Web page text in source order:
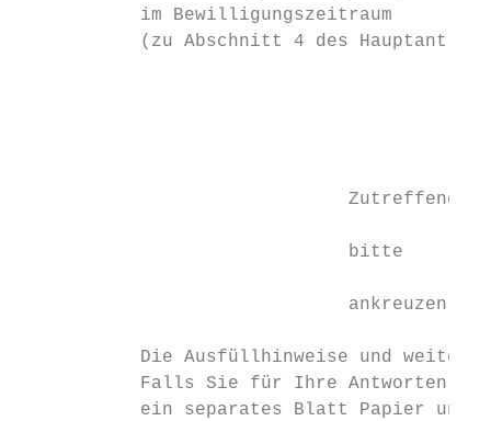
           im Bewilligungszeitraum
(zu Abschnitt 4 des
                              Zutreffendes
                              bitte
                              ankreuzen
Die Ausfüllhinweise und
Falls Sie für Ihre Antworten
ein separates Blatt Papier und